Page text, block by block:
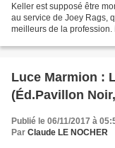
Keller est supposé être
au service de Joey Rags,
meilleurs de la profession.
Luce Marmion :
(Éd.Pavillon
Publié le 06/11/2017 à
Par Claude LE NOCHER